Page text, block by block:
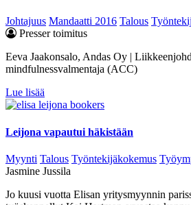
Johtajuus Mandaatti 2016 Talous
Presser toimitus
Eeva Jaakonsalo, Andas Oy |
mindfulnessvalmentaja (ACC)
Lue lisää
Leijona vapautui häkistään
Myynti Talous Työntekijäkokemus
Jasmine Jussila
Jo kuusi vuotta Elisan yritysmyynnin